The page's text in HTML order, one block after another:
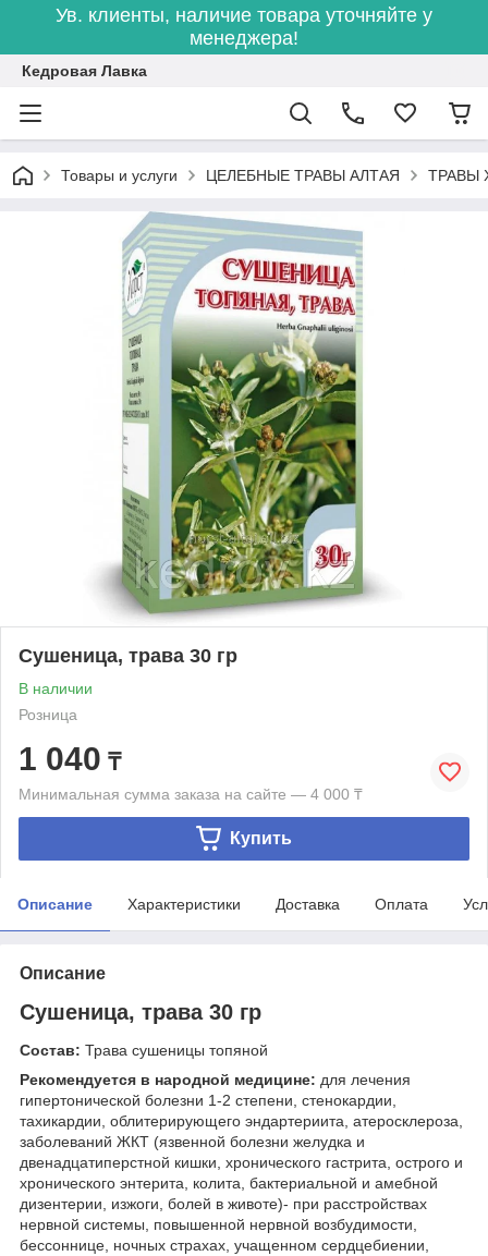
Ув. клиенты, наличие товара уточняйте у
менеджера!
Кедровая Лавка
Товары и услуги ЦЕЛЕБНЫЕ ТРАВЫ АЛТАЯ ТРАВЫ
Сушеница, трава 30 гр
В наличии
Розница
1 040 ₸
Минимальная сумма заказа на сайте — 4 000 ₸
Купить
Описание Характеристики Доставка Оплата
Описание
Сушеница, трава 30 гр
Состав: Трава сушеницы топяной
Рекомендуется в народной медицине: для лечения
гипертонической болезни 1-2 степени, стенокардии,
тахикардии, облитерирующего эндартериита, атеросклероза,
заболеваний ЖКТ (язвенной болезни желудка и
двенадцатиперстной кишки, хронического гастрита, острого и
хронического энтерита, колита, бактериальной и амебной
дизентерии, изжоги, болей в животе)- при расстройствах
нервной системы, повышенной нервной возбудимости,
бессоннице, ночных страхах, учащенном сердцебиении,